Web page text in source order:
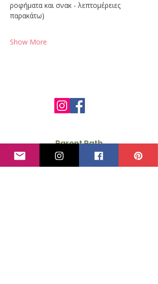
ροφήματα και σνακ - λεπτομέρειες
παρακάτω)
Show More
Parent Path
Calm, practical pregnancy, feeding and postpartum support